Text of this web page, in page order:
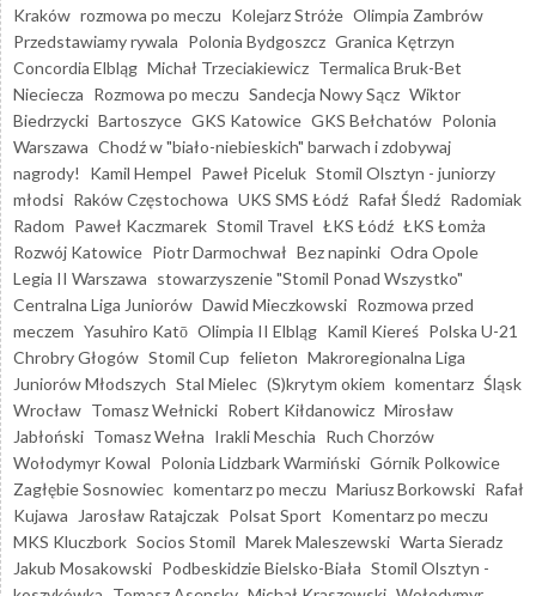
Kraków rozmowa po meczu Kolejarz Stróże Olimpia Zambrów
Przedstawiamy rywala Polonia Bydgoszcz Granica Kętrzyn
Concordia Elbląg Michał Trzeciakiewicz Termalica Bruk-Bet
Nieciecza Rozmowa po meczu Sandecja Nowy Sącz Wiktor
Biedrzycki Bartoszyce GKS Katowice GKS Bełchatów Polonia
Warszawa Chodź w "biało-niebieskich" barwach i zdobywaj
nagrody!
Kamil Hempel Paweł Piceluk Stomil Olsztyn - juniorzy
młodsi Raków Częstochowa UKS SMS Łódź Rafał Śledź Radomiak
Radom Paweł Kaczmarek Stomil Travel ŁKS Łódź ŁKS Łomża
Rozwój Katowice Piotr Darmochwał Bez napinki Odra Opole
Legia II Warszawa stowarzyszenie "Stomil Ponad Wszystko"
Centralna Liga Juniorów Dawid Mieczkowski Rozmowa przed
meczem Yasuhiro Katō Olimpia II Elbląg Kamil Kiereś Polska U-21
Chrobry Głogów Stomil Cup felieton Makroregionalna Liga
Juniorów Młodszych Stal Mielec (S)krytym okiem komentarz Śląsk
Wrocław Tomasz Wełnicki Robert Kiłdanowicz Mirosław
Jabłoński Tomasz Wełna Irakli Meschia Ruch Chorzów
Wołodymyr Kowal Polonia Lidzbark Warmiński Górnik Polkowice
Zagłębie Sosnowiec komentarz po meczu Mariusz Borkowski Rafał
Kujawa
Jarosław Ratajczak Polsat Sport Komentarz po meczu
MKS Kluczbork Socios Stomil Marek Maleszewski Warta Sieradz
Jakub Mosakowski Podbeskidzie Bielsko-Biała Stomil Olsztyn -